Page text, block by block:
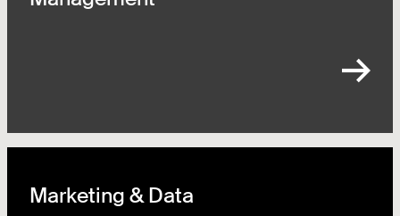
Marketing & Data